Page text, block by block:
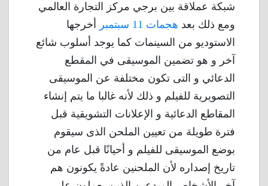
شبكة عملاقة بين برجي مركز التجارة العالمي
ومع ذلك بعد هجمات 11 سبتمبر
أخرجها
الاستوديو من السينمات كما يوجد أسلوب شائع
آخر و هو تضمين الموسيقى في المقطع
الدعائي و التى تكون مختلفة عن الموسيقى
التصويرية للفيلم و ذلك لأنه غالبا ما يتم إنشاء
المقاطع الدعائية و الإعلانات التشويقية قبل
فترة طويلة من تعيين الملحن الذى سيقوم
بوضع الموسيقى للفيلم و أحيانًا قبل عام من
تاريخ إصداره لأن الملحنين عادةً يكونون هم